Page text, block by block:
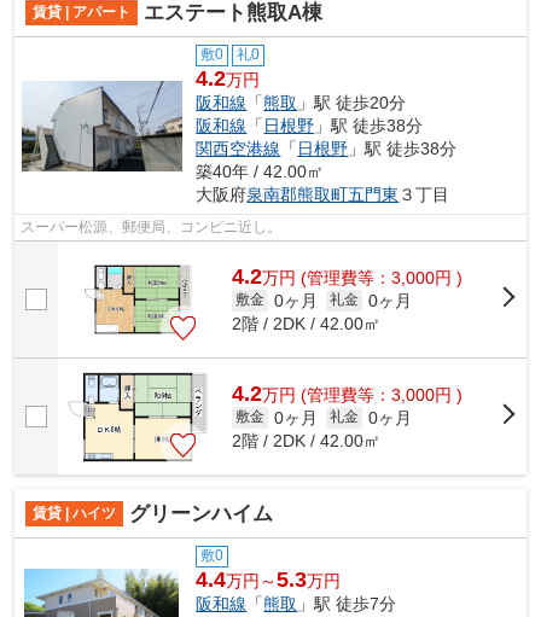
賃貸 | アパート エステート熊取A棟
敷0 礼0
4.2万円
阪和線 「熊取 」駅 徒歩20分
阪和線 「 日根野 」駅 徒歩38分
関西空港線 「 日根野 」駅 徒歩38分
築40年 / 42.00㎡
大阪府泉南郡熊取町五門東 ３丁目
スーパー松源、郵便局、コンビニ近し。
4.2万円 (管理費等：3,000円 )
敷金 0ヶ月 礼金 0ヶ月
2階 / 2DK / 42.00㎡
4.2万円 (管理費等：3,000円 )
敷金 0ヶ月 礼金 0ヶ月
2階 / 2DK / 42.00㎡
賃貸 | ハイツ グリーンハイム
敷0
4.4万円～5.3万円
阪和線 「熊取 」駅 徒歩7分